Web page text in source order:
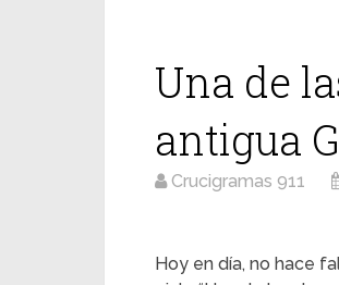
Una de
antigua
Crucigramas 911
Hoy en día, no hace